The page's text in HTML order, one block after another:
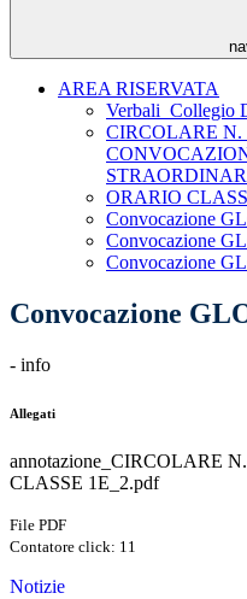
AREA RISERVATA
Verbali_Collegio
CIRCOLARE N.
ORARIO
Convocazione
Convocazione
Convocazione
Convocazione
- info
Allegati
annotazione_CIRCOLARE
CLASSE 1E_2.pdf
File PDF
Contatore click: 11
Notizie